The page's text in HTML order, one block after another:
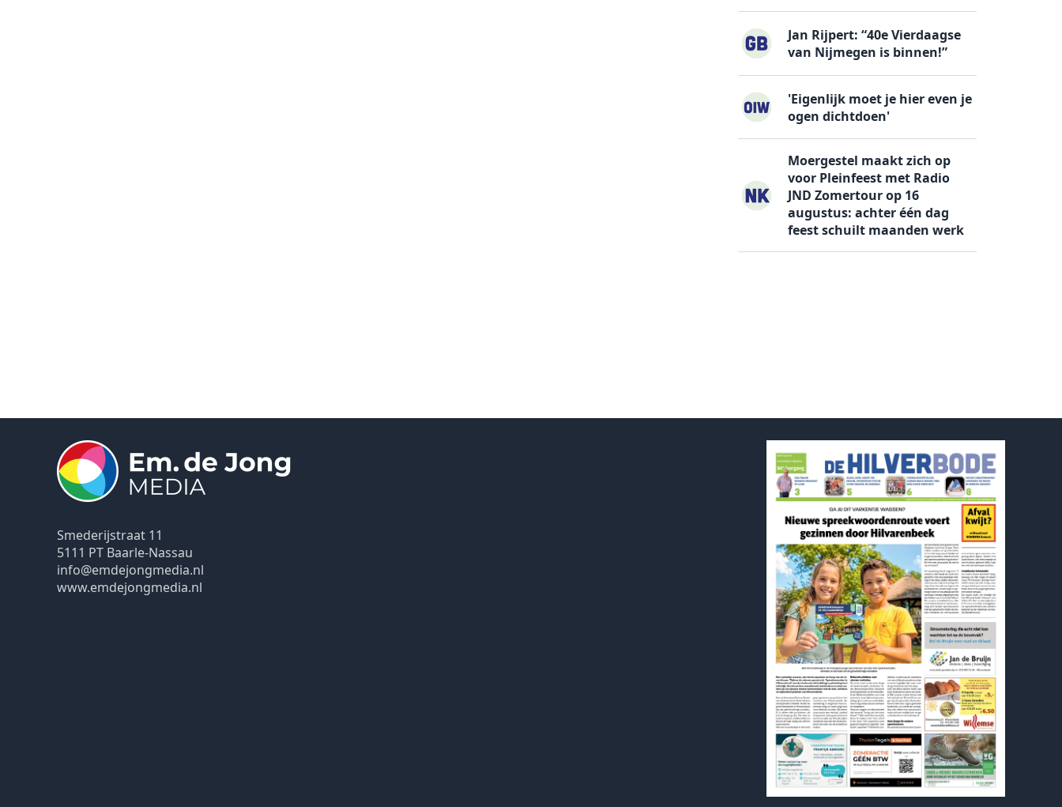
Jan Rijpert: “40e Vierdaagse
van Nijmegen is binnen!”
'Eigenlijk moet je hier even je
ogen dichtdoen'
Moergestel maakt zich op
voor Pleinfeest met Radio
JND Zomertour op 16
augustus: achter één dag
feest schuilt maanden werk
Smederijstraat 11
5111 PT Baarle-Nassau
info@emdejongmedia.nl
www.emdejongmedia.nl